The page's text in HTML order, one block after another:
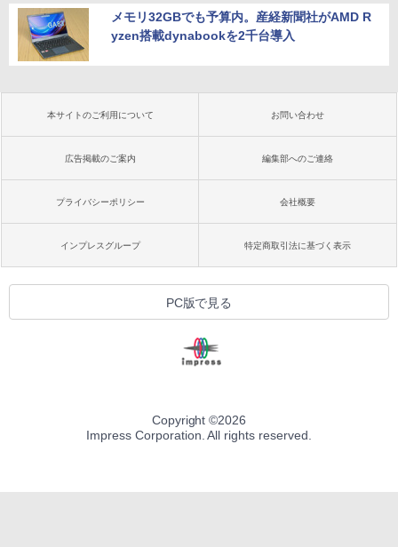
メモリ32GBでも予算内。産経新聞社がAMD R
yzen搭載dynabookを2千台導入
本サイトのご利用について お問い合わせ
広告掲載のご案内 編集部へのご連絡
プライバシーポリシー 会社概要
インプレスグループ 特定商取引法に基づく表示
PC版で見る
Copyright ©2026
Impress Corporation. All rights reserved.